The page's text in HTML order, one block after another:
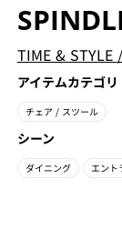
TIME & STYLE /
アイテムカテゴリ
チェア / スツール
シーン
ダイニング エント